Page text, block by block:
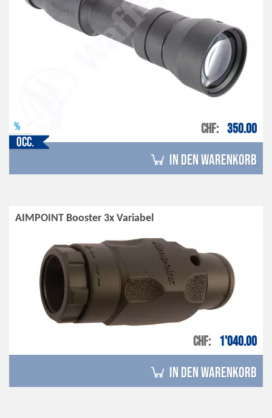
%
Occ.
CHF 350.00
in den Warenkorb
AIMPOINT Booster 3x Variabel
CHF 1'040.00
in den Warenkorb